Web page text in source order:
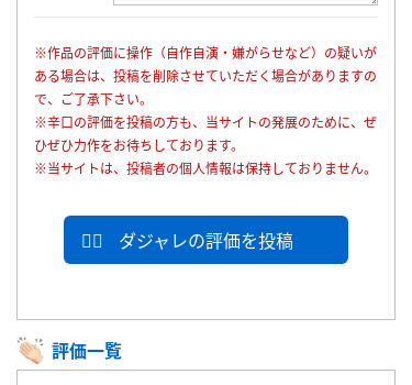
※作品の評価に操作（自作自演・嫌がらせなど）の疑いが
ある場合は、投稿を削除させていただく場合がありますの
で、ご了承下さい。
※辛口の評価を投稿の方も、当サイトの発展のために、ぜ
ひぜひ力作をお待ちしております。
※当サイトは、投稿者の個人情報は保持しておりません。
ダジャレの評価を投稿
評価一覧